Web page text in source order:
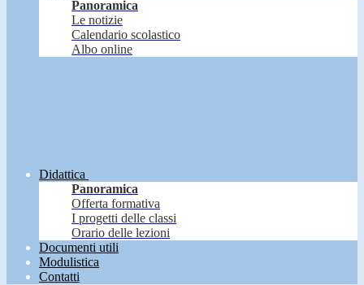
Panoramica
Le notizie
Calendario scolastico
Albo online
Didattica
Panoramica
Offerta formativa
I progetti delle classi
Orario delle lezioni
Documenti utili
Modulistica
Contatti